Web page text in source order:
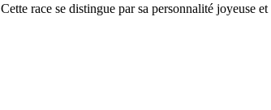
race se distingue par sa personnalité joyeuse